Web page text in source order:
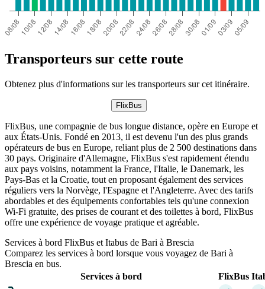
Transporteurs sur cette route
Obtenez plus d'informations sur les transporteurs sur cet itinéraire.
FlixBus
FlixBus, une compagnie de bus longue distance, opère en Europe et
aux États-Unis. Fondé en 2013, il est devenu l'un des plus grands
opérateurs de bus en Europe, reliant plus de 2 500 destinations dans
30 pays. Originaire d'Allemagne, FlixBus s'est rapidement étendu
aux pays voisins, notamment la France, l'Italie, le Danemark, les
Pays-Bas et la Croatie, tout en proposant également des services
réguliers vers la Norvège, l'Espagne et l'Angleterre. Avec des tarifs
abordables et des équipements confortables tels qu'une connexion
Wi-Fi gratuite, des prises de courant et des toilettes à bord, FlixBus
offre une expérience de voyage pratique et agréable.
Services à bord FlixBus et Itabus de Bari à Brescia
Comparez les services à bord lorsque vous voyagez de Bari à
Brescia en bus.
Services à bord
FlixBus